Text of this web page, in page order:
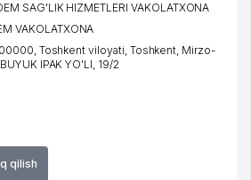
qilish
SAG'LIK HIZMETLERI VAKOLATXONA
VAKOLATXONA
Toshkent viloyati, Toshkent, Mirzo-
IPAK YO'LI, 19/2